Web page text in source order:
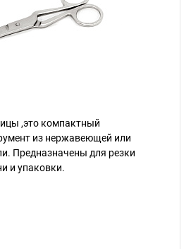
,это компактный
из нержавеющей или
Предназначены для резки
и упаковки.